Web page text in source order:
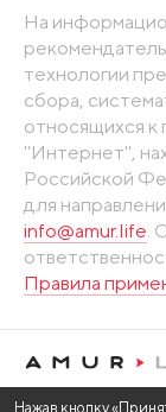
На
технологии
сбора,
относящихся к
"Интернет",
Российской
для
info@amur.life.
Правила
Нажав кнопку